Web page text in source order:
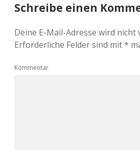
Schreibe einen
Deine E-Mail-Adresse wird
Erforderliche Felder sind mit*
Kommentar